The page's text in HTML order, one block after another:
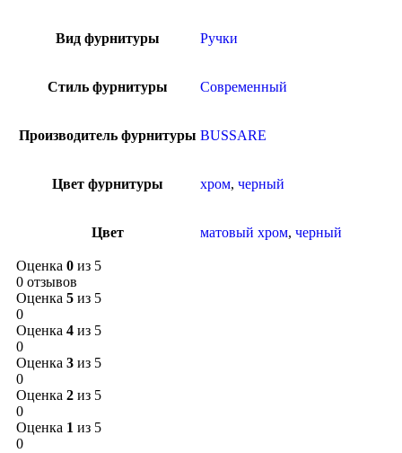
Вид фурнитуры Ручки
Стиль фурнитуры Современный
Производитель фурнитуры BUSSARE
Цвет фурнитуры хром, черный
Цвет матовый хром, черный
Оценка 0 из 5
0 отзывов
Оценка 5 из 5
0
Оценка 4 из 5
0
Оценка 3 из 5
0
Оценка 2 из 5
0
Оценка 1 из 5
0